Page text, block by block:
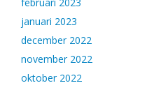
januari 2023
december 2022
november 2022
oktober 2022